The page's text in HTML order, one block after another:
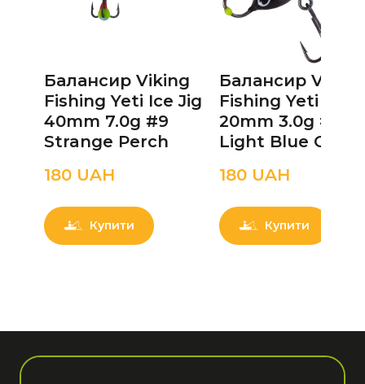
Балансир Viking
Fishing Yeti Ice Jig
40mm 7.0g #9
Strange Perch
180 UAН
Купити
Балансир Viking
Fishing Yeti Ice
20mm 3.0g #3
Light Blue Glam
180 UAН
Купити